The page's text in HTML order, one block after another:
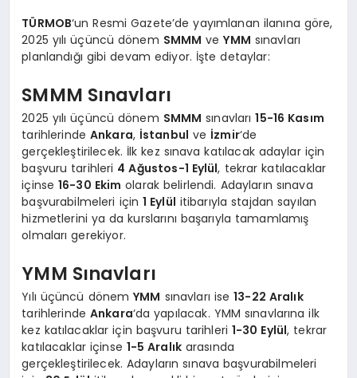
TÜRMOB‘un Resmi Gazete’de yayımlanan ilanına göre,
2025 yılı üçüncü dönem SMMM veYMM sınavları
planlandığı gibi devam ediyor. İşte detaylar:
SMMM Sınavları
2025 yılı üçüncü dönem SMMM sınavları15-16 Kasım
tarihlerinde Ankara, İstanbul ve İzmir‘de
gerçekleştirilecek. İlk kez sınava katılacak adaylar için
başvuru tarihleri 4 Ağustos-1 Eylül, tekrar katılacaklar
içinse16-30 Ekim olarak belirlendi. Adayların sınava
başvurabilmeleri için1 Eylül itibarıyla stajdan sayılan
hizmetlerini ya da kurslarını başarıyla tamamlamış
olmaları gerekiyor.
YMM Sınavları
Yılı üçüncü dönemYMM sınavları ise13-22 Aralık
tarihlerinde Ankara‘da yapılacak. YMM sınavlarına ilk
kez katılacaklar için başvuru tarihleri 1-30 Eylül, tekrar
katılacaklar içinse 1-5 Aralıkarasında
gerçekleştirilecek. Adayların sınava başvurabilmeleri